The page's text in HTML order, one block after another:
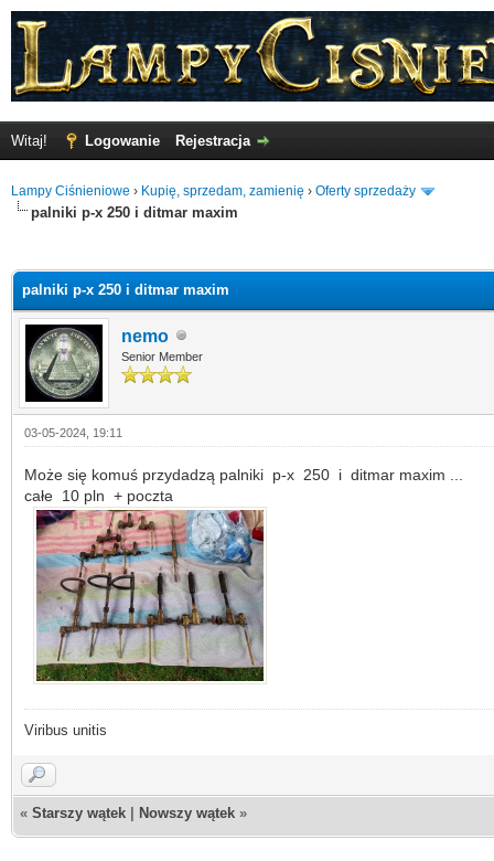
Witaj! Logowanie Rejestracja
Lampy Ciśnieniowe › Kupię, sprzedam, zamienię › Oferty sprzedaży
palniki p-x 250 i ditmar maxim
palniki p-x 250 i ditmar maxim
nemo
Senior Member
03-05-2024, 19:11
Może się komuś przydadzą palniki p-x 250 i ditmar maxim ...
całe 10 pln + poczta
Viribus unitis
« Starszy wątek Nowszy wątek »